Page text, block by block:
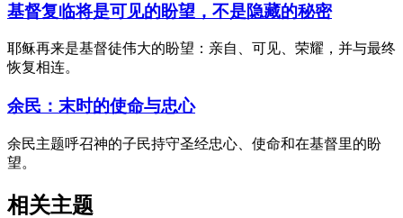
基督复临将是可见的盼望，不是隐藏的秘密
耶稣再来是基督徒伟大的盼望：亲自、可见、荣耀，并与最终
恢复相连。
余民：末时的使命与忠心
余民主题呼召神的子民持守圣经忠心、使命和在基督里的盼
望。
相关主题